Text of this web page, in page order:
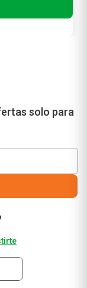
solo para